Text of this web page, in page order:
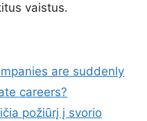
vaistus.
are suddenly
careers?
požiūrį į svorio